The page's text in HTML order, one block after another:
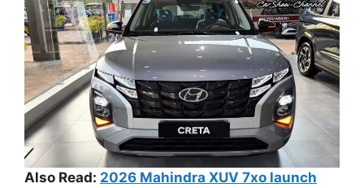
Also Read: 2026 Mahindra XUV 7xo launch